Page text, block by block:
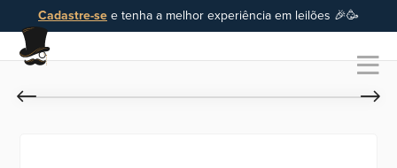
Cadastre-se e tenha a melhor experiência em leilões 🎉🥳